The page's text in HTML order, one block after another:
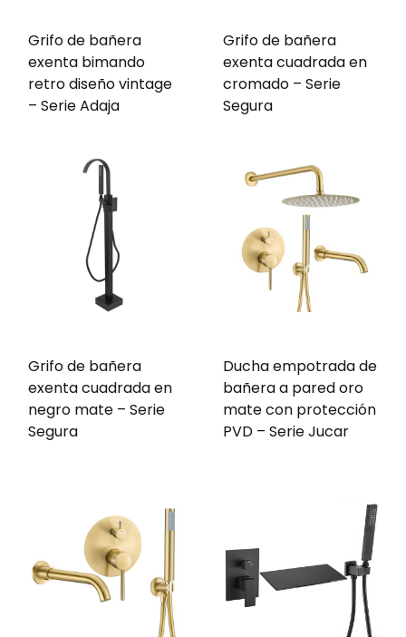
Grifo de bañera
exenta bimando
retro diseño vintage
– Serie Adaja
Grifo de bañera
exenta cuadrada en
cromado – Serie
Segura
Grifo de bañera
exenta cuadrada en
negro mate – Serie
Segura
Ducha empotrada de
bañera a pared oro
mate con protección
PVD – Serie Jucar